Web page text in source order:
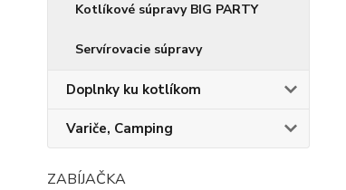
Kotlíkové súpravy BIG PARTY
Servírovacie súpravy
Doplnky ku kotlíkom
Variče, Camping
ZABÍJAČKA